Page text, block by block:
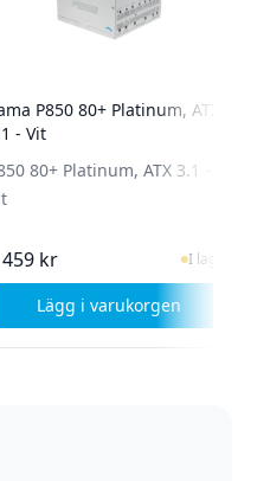
ATX 3.1 - Svart
P850 80+ Platinum, ATX
- Vit
80+ Platinum, ATX 3.1 -
kr I lager
Lägg i varukorgen
, Sama P850 80+